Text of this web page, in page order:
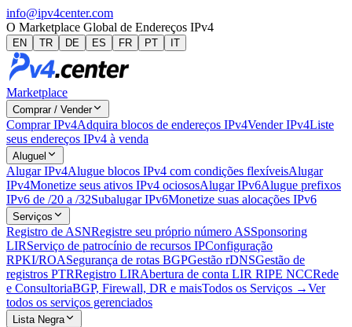
info@ipv4center.com
O Marketplace Global de Endereços IPv4
EN TR DE ES FR PT IT
Marketplace
Comprar / Vender
Comprar IPv4Adquira blocos de endereços IPv4Vender IPv4Liste
seus endereços IPv4 à venda
Aluguel
Alugar IPv4Alugue blocos IPv4 com condições flexíveisAlugar
IPv4Monetize seus ativos IPv4 ociososAlugar IPv6Alugue prefixos
IPv6 de /20 a /32Subalugar IPv6Monetize suas alocações IPv6
Serviços
Registro de ASNRegistre seu próprio número ASSponsoring
LIRServiço de patrocínio de recursos IPConfiguração
RPKI/ROASegurança de rotas BGPGestão rDNSGestão de
registros PTRRegistro LIRAbertura de conta LIR RIPE NCCRede
e ConsultoriaBGP, Firewall, DR e maisTodos os Serviços →Ver
todos os serviços gerenciados
Lista Negra